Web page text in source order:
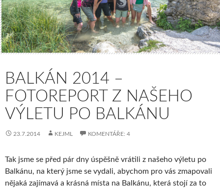
BALKÁN 2014 –
FOTOREPORT Z NAŠEHO
VÝLETU PO BALKÁNU
23.7.2014 KEJML KOMENTÁŘE: 4
Tak jsme se před pár dny úspěšně vrátili z našeho výletu po
Balkánu, na který jsme se vydali, abychom pro vás zmapovali
nějaká zajímavá a krásná místa na Balkánu, která stojí za to